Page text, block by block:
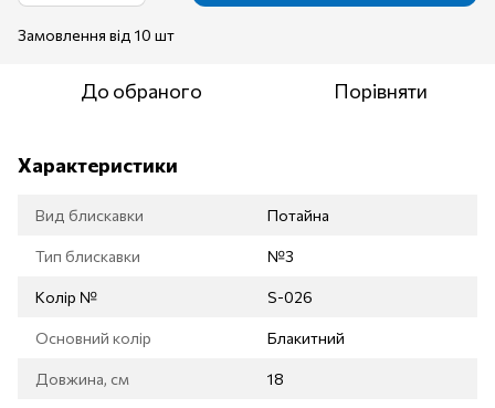
Замовлення від 10 шт
До обраного Порівняти
Характеристики
Вид блискавки Потайна
Тип блискавки №3
Колір № S-026
Основний колір Блакитний
Довжина, см 18